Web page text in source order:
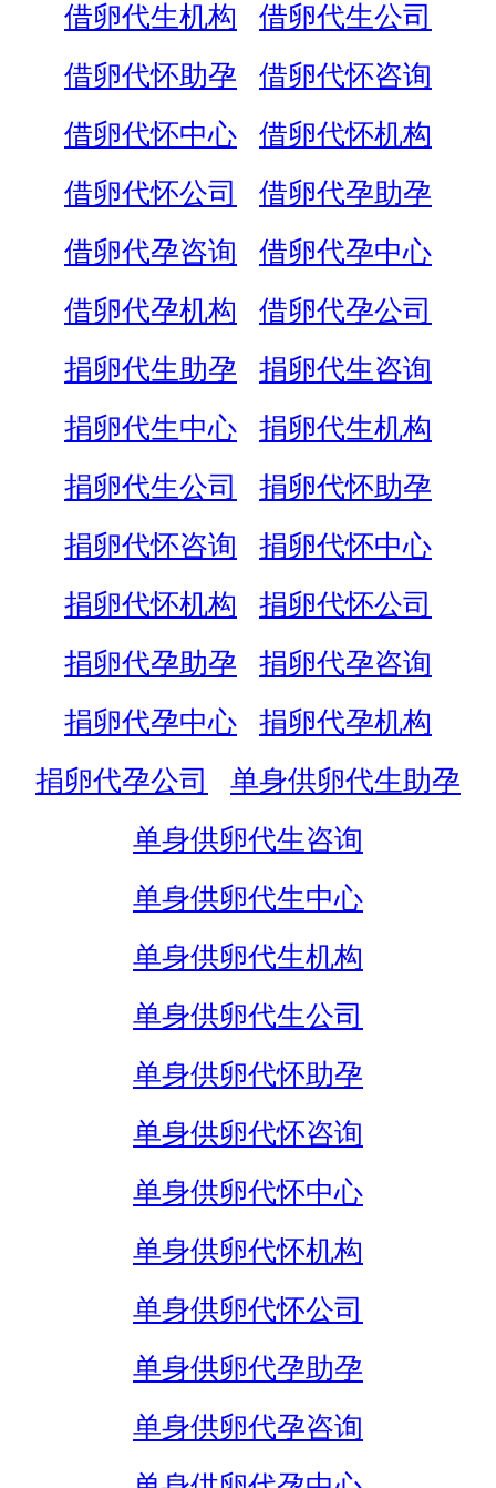
借卵代生机构
借卵代生公司
借卵代怀助孕
借卵代怀咨询
借卵代怀中心
借卵代怀机构
借卵代怀公司
借卵代孕助孕
借卵代孕咨询
借卵代孕中心
借卵代孕机构
借卵代孕公司
捐卵代生助孕
捐卵代生咨询
捐卵代生中心
捐卵代生机构
捐卵代生公司
捐卵代怀助孕
捐卵代怀咨询
捐卵代怀中心
捐卵代怀机构
捐卵代怀公司
捐卵代孕助孕
捐卵代孕咨询
捐卵代孕中心
捐卵代孕机构
捐卵代孕公司
单身供卵代生助孕
单身供卵代生咨询
单身供卵代生中心
单身供卵代生机构
单身供卵代生公司
单身供卵代怀助孕
单身供卵代怀咨询
单身供卵代怀中心
单身供卵代怀机构
单身供卵代怀公司
单身供卵代孕助孕
单身供卵代孕咨询